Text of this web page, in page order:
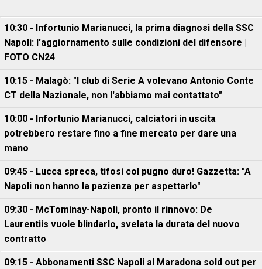
10:30 - Infortunio Marianucci, la prima diagnosi della SSC
Napoli: l'aggiornamento sulle condizioni del difensore |
FOTO CN24
10:15 - Malagò: "I club di Serie A volevano Antonio Conte
CT della Nazionale, non l'abbiamo mai contattato"
10:00 - Infortunio Marianucci, calciatori in uscita
potrebbero restare fino a fine mercato per dare una
mano
09:45 - Lucca spreca, tifosi col pugno duro! Gazzetta: "A
Napoli non hanno la pazienza per aspettarlo"
09:30 - McTominay-Napoli, pronto il rinnovo: De
Laurentiis vuole blindarlo, svelata la durata del nuovo
contratto
09:15 - Abbonamenti SSC Napoli al Maradona sold out per